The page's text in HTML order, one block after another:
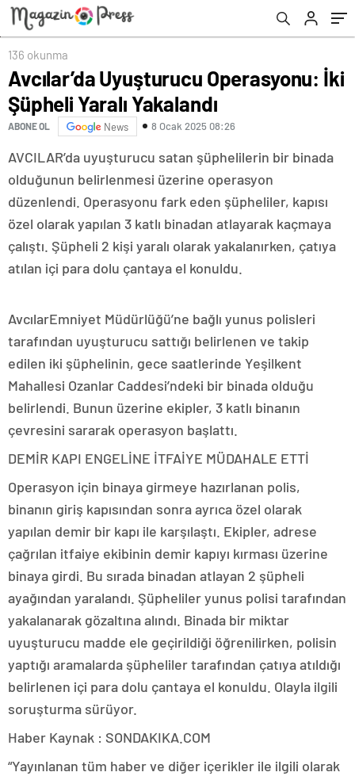
136 okunma
Avcılar’da Uyuşturucu Operasyonu: İki
Şüpheli Yaralı Yakalandı
ABONE OL News 8 Ocak 2025 08:26
AVCILAR’da uyuşturucu satan şüphelilerin bir binada
olduğunun belirlenmesi üzerine operasyon
düzenlendi. Operasyonu fark eden şüpheliler, kapısı
özel olarak yapılan 3 katlı binadan atlayarak kaçmaya
çalıştı. Şüpheli 2 kişi yaralı olarak yakalanırken, çatıya
atılan içi para dolu çantaya el konuldu.
AvcılarEmniyet Müdürlüğü’ne bağlı yunus polisleri
tarafından uyuşturucu sattığı belirlenen ve takip
edilen iki şüphelinin, gece saatlerinde Yeşilkent
Mahallesi Ozanlar Caddesi’ndeki bir binada olduğu
belirlendi. Bunun üzerine ekipler, 3 katlı binanın
çevresini sararak operasyon başlattı.
DEMİR KAPI ENGELİNE İTFAİYE MÜDAHALE ETTİ
Operasyon için binaya girmeye hazırlanan polis,
binanın giriş kapısından sonra ayrıca özel olarak
yapılan demir bir kapı ile karşılaştı. Ekipler, adrese
çağrılan itfaiye ekibinin demir kapıyı kırması üzerine
binaya girdi. Bu sırada binadan atlayan 2 şüpheli
ayağından yaralandı. Şüpheliler yunus polisi tarafından
yakalanarak gözaltına alındı. Binada bir miktar
uyuşturucu madde ele geçirildiği öğrenilirken, polisin
yaptığı aramalarda şüpheliler tarafından çatıya atıldığı
belirlenen içi para dolu çantaya el konuldu. Olayla ilgili
soruşturma sürüyor.
Haber Kaynak : SONDAKIKA.COM
“Yayınlanan tüm haber ve diğer içerikler ile ilgili olarak